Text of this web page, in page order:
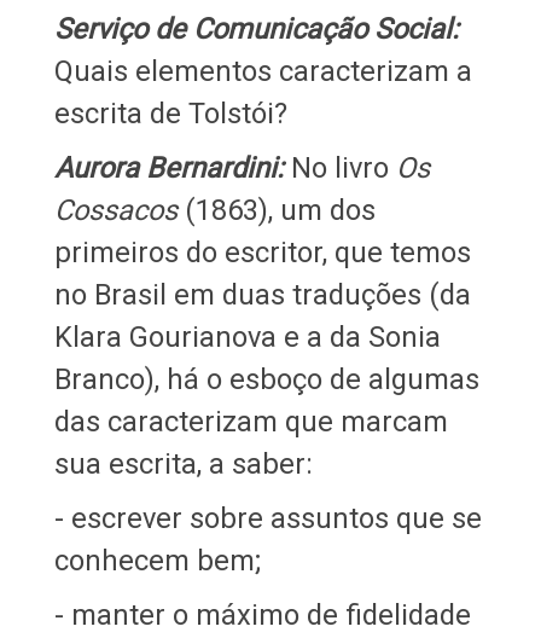
Serviço de Comunicação Social:
Quais elementos caracterizam a
escrita de Tolstói?
Aurora Bernardini:No livro Os
Cossacos(1863), um dos
primeiros do escritor, que temos
no Brasil em duas traduções (da
Klara Gourianova e a da Sonia
Branco), há o esboço de algumas
das caracterizam que marcam
sua escrita, a saber:
- escrever sobre assuntos que se
conhecem bem;
- manter o máximo de fidelidade